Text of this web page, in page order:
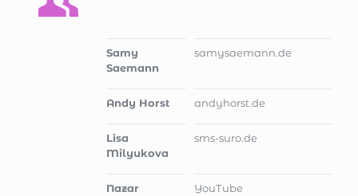
Samy
Saemann
samysaemann.de
Andy Horst andyhorst.de
Lisa
Milyukova
sms-suro.de
Nazar
YouTube